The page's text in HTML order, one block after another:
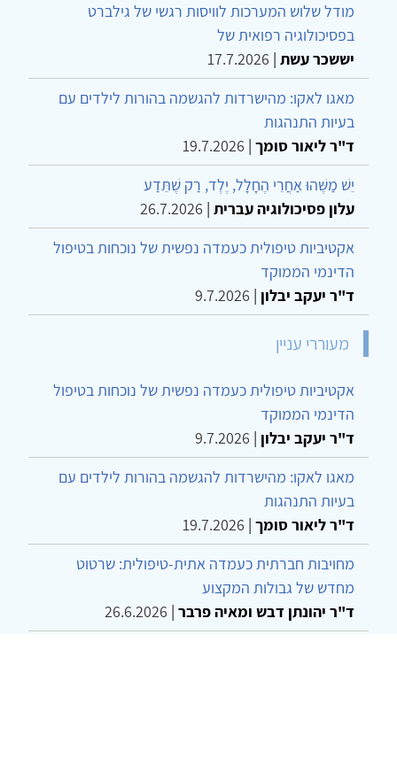
מודל שלוש המערכות לוויסות רגשי של גילברט
בפסיכולוגיה רפואית של
יששכר עשת |
17.7.2026
מאגו לאקו: מהישרדות להגשמה בהורות לילדים עם
בעיות התנהגות
ד"ר ליאור סומך |
19.7.2026
יֵשׁ מַשֶּׁהוּ אַחֲרֵי הֶחָלָל, יֶלֶד, רַק שֶׁתֵּדַע
עלון פסיכולוגיה עברית |
26.7.2026
אקטיביות טיפולית כעמדה נפשית של נוכחות בטיפול
הדינמי הממוקד
ד"ר יעקב יבלון |
9.7.2026
מעוררי עניין
אקטיביות טיפולית כעמדה נפשית של נוכחות בטיפול
הדינמי הממוקד
ד"ר יעקב יבלון |
9.7.2026
מאגו לאקו: מהישרדות להגשמה בהורות לילדים עם
בעיות התנהגות
ד"ר ליאור סומך |
19.7.2026
מחויבות חברתית כעמדה אתית-טיפולית: שרטוט
מחדש של גבולות המקצוע
ד"ר יהונתן דבש ומאיה פרבר |
26.6.2026